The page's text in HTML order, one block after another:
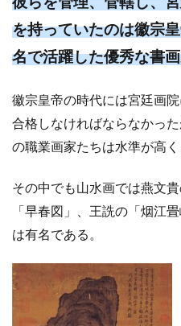
を持っていたのは徽宗
名で活躍した優秀な書
徽宗皇帝の時代には宮廷画
合格しなければならなかっ
の職業画家たちは水準が高
その中でも山水画では燕文
「早春図」、王詵の「烟江
は有名である。